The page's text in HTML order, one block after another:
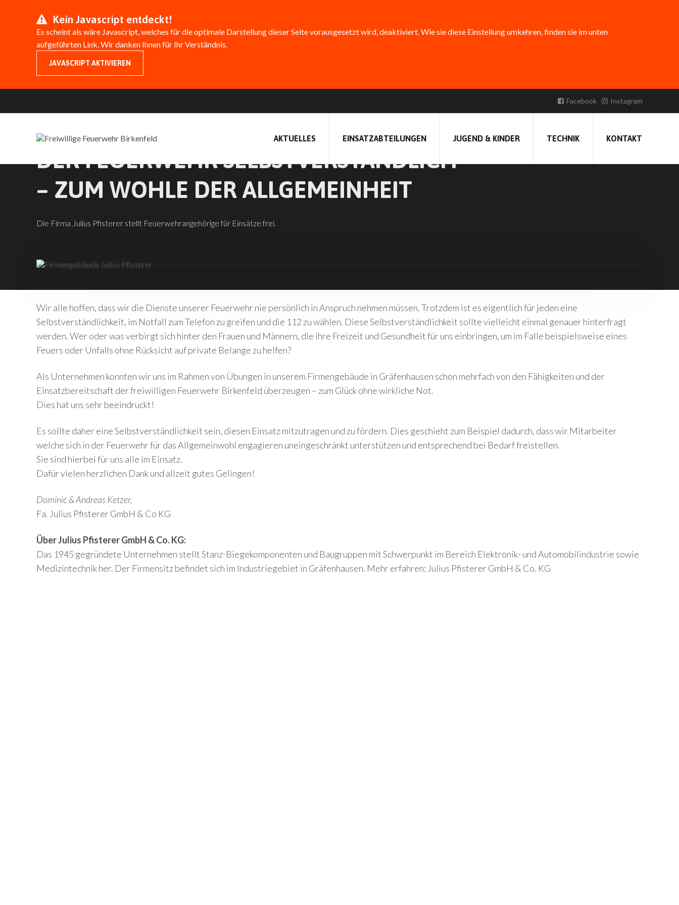
Kein Javascript entdeckt!
Es scheint als wäre Javascript, welches für die optimale Darstellung dieser Seite vorausgesetzt wird, deaktiviert. Wie sie diese Einstellung umkehren, finden sie im unten
aufgeführten Link. Wir danken Ihnen für Ihr Verständnis.
JAVASCRIPT AKTIVIEREN
Facebook Instagram
AKTUELLES EINSATZABTEILUNGEN JUGEND & KINDER TECHNIK KONTAKT
FÜR FA. JULIUS PFISTERER FÖRDERUNG
DER FEUERWEHR SELBSTVERSTÄNDLICH
– ZUM WOHLE DER ALLGEMEINHEIT
Die Firma Julius Pfisterer stellt Feuerwehrangehörige für Einsätze frei.
Veröffentlicht vonFFBirkenfeld
Wir alle hoffen, dass wir die Dienste unserer Feuerwehr nie persönlich in Anspruch nehmen müssen. Trotzdem ist es eigentlich für jeden eine
Selbstverständlichkeit, im Notfall zum Telefon zu greifen und die 112 zu wählen. Diese Selbstverständlichkeit sollte vielleicht einmal genauer hinterfragt
werden. Wer oder was verbirgt sich hinter den Frauen und Männern, die ihre Freizeit und Gesundheit für uns einbringen, um im Falle beispielsweise eines
Feuers oder Unfalls ohne Rücksicht auf private Belange zu helfen?
Als Unternehmen konnten wir uns im Rahmen von Übungen in unserem Firmengebäude in Gräfenhausen schon mehrfach von den Fähigkeiten und der
Einsatzbereitschaft der freiwilligen Feuerwehr Birkenfeld überzeugen – zum Glück ohne wirkliche Not.
Dies hat uns sehr beeindruckt!
Es sollte daher eine Selbstverständlichkeit sein, diesen Einsatz mitzutragen und zu fördern. Dies geschieht zum Beispiel dadurch, dass wir Mitarbeiter
welche sich in der Feuerwehr für das Allgemeinwohl engagieren uneingeschränkt unterstützen und entsprechend bei Bedarf freistellen.
Sie sind hierbei für uns alle im Einsatz.
Dafür vielen herzlichen Dank und allzeit gutes Gelingen!
Dominic & Andreas Ketzer,
Fa. Julius Pfisterer GmbH & Co KG
Über Julius Pfisterer GmbH & Co. KG:
Das 1945 gegründete Unternehmen stellt Stanz-Biegekomponenten und Baugruppen mit Schwerpunkt im Bereich Elektronik- und Automobilindustrie sowie
Medizintechnik her. Der Firmensitz befindet sich im Industriegebiet in Gräfenhausen. Mehr erfahren: Julius Pfisterer GmbH & Co. KG